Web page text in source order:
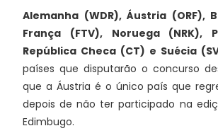
Alemanha (WDR), Áustria (ORF),
França (FTV), Noruega (NRK),
República Checa (CT) e Suécia
países que disputarão o concurso
que a Áustria é o único país que
depois de não ter participado na
Edimbugo.